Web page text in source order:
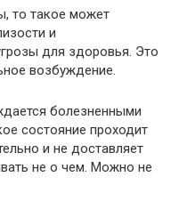
то такое может
и
для здоровья. Это
возбуждение.
болезненными
состояние проходит
и не доставляет
не о чем. Можно не